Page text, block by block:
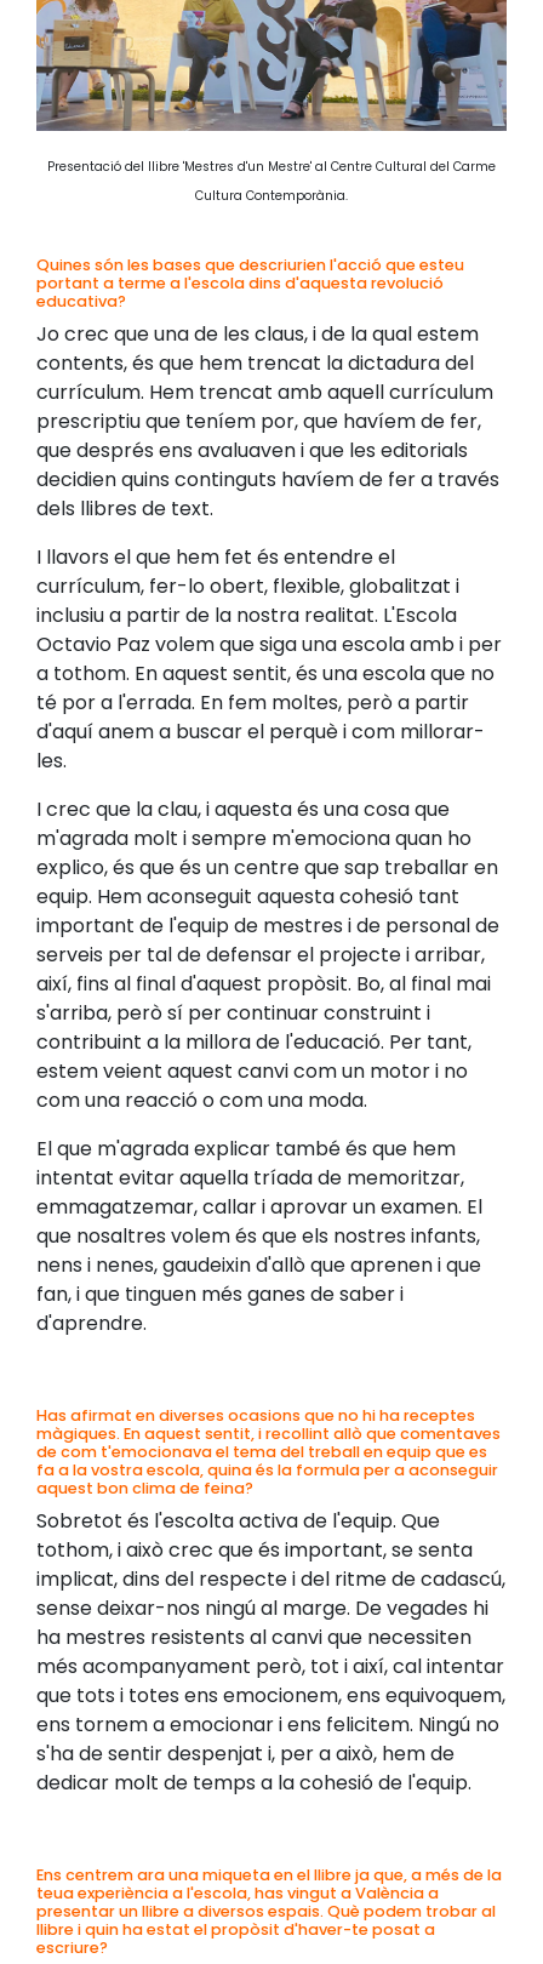
Presentació del llibre 'Mestres d'un Mestre' al Centre Cultural del Carme
Cultura Contemporània.
Quines són les bases que descriurien l'acció que esteu
portant a terme a l'escola dins d'aquesta revolució
educativa?
Jo crec que una de les claus, i de la qual estem
contents, és que hem trencat la dictadura del
currículum. Hem trencat amb aquell currículum
prescriptiu que teníem por, que havíem de fer,
que després ens avaluaven i que les editorials
decidien quins continguts havíem de fer a través
dels llibres de text.
I llavors el que hem fet és entendre el
currículum, fer-lo obert, flexible, globalitzat i
inclusiu a partir de la nostra realitat. L'Escola
Octavio Paz volem que siga una escola amb i per
a tothom. En aquest sentit, és una escola que no
té por a l'errada. En fem moltes, però a partir
d'aquí anem a buscar el perquè i com millorar-
les.
I crec que la clau, i aquesta és una cosa que
m'agrada molt i sempre m'emociona quan ho
explico, és que és un centre que sap treballar en
equip. Hem aconseguit aquesta cohesió tant
important de l'equip de mestres i de personal de
serveis per tal de defensar el projecte i arribar,
així, fins al final d'aquest propòsit. Bo, al final mai
s'arriba, però sí per continuar construint i
contribuint a la millora de l'educació. Per tant,
estem veient aquest canvi com un motor i no
com una reacció o com una moda.
El que m'agrada explicar també és que hem
intentat evitar aquella tríada de memoritzar,
emmagatzemar, callar i aprovar un examen. El
que nosaltres volem és que els nostres infants,
nens i nenes, gaudeixin d'allò que aprenen i que
fan, i que tinguen més ganes de saber i
d'aprendre.
Has afirmat en diverses ocasions que no hi ha receptes
màgiques. En aquest sentit, i recollint allò que comentaves
de com t'emocionava el tema del treball en equip que es
fa a la vostra escola, quina és la formula per a aconseguir
aquest bon clima de feina?
Sobretot és l'escolta activa de l'equip. Que
tothom, i això crec que és important, se senta
implicat, dins del respecte i del ritme de cadascú,
sense deixar-nos ningú al marge. De vegades hi
ha mestres resistents al canvi que necessiten
més acompanyament però, tot i així, cal intentar
que tots i totes ens emocionem, ens equivoquem,
ens tornem a emocionar i ens felicitem. Ningú no
s'ha de sentir despenjat i, per a això, hem de
dedicar molt de temps a la cohesió de l'equip.
Ens centrem ara una miqueta en el llibre ja que, a més de la
teua experiència a l'escola, has vingut a València a
presentar un llibre a diversos espais. Què podem trobar al
llibre i quin ha estat el propòsit d'haver-te posat a
escriure?